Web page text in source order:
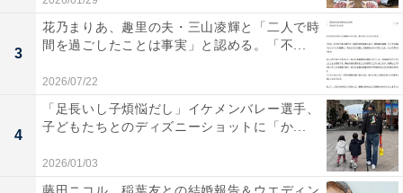
3
花乃まりあ、趣里の夫・三山凌輝と「二人で時
間を過ごしたことは事実」と認める。「不...
2026/07/22
4
「足長いし子煩悩だし」イケメンバレー選手、
子どもたちとのディズニーショットに「か...
2026/01/03